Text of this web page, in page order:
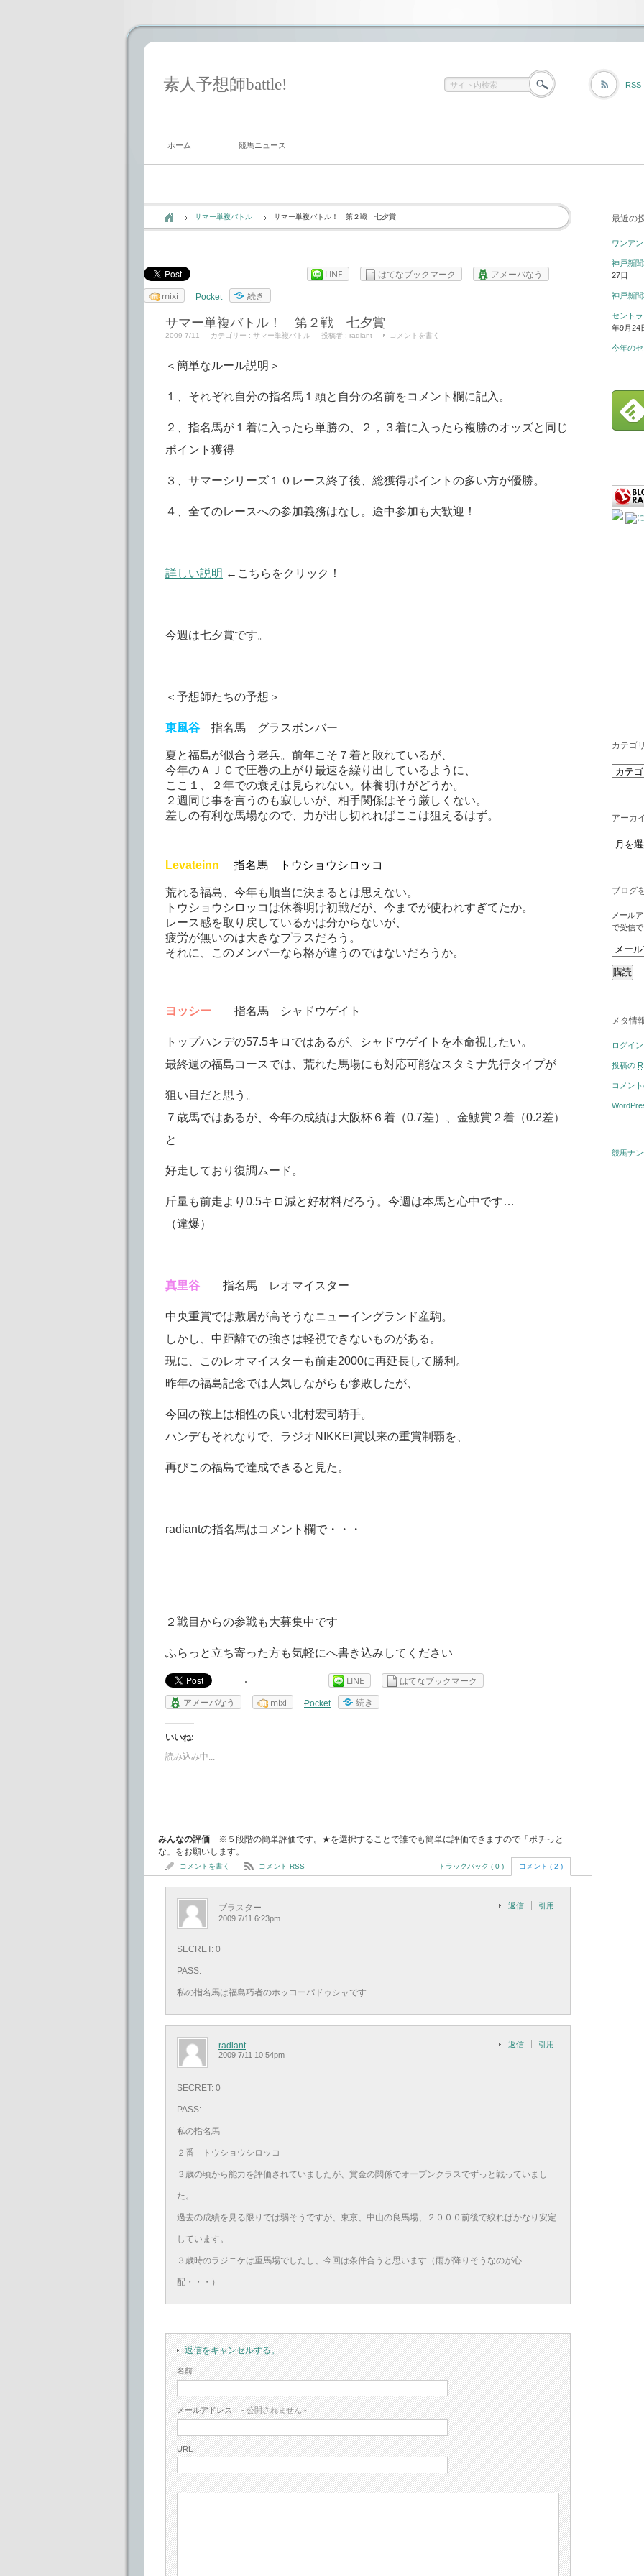
素人予想師battle! RSS
ホーム 競馬ニュース
サマー単複バトル サマー単複バトル！ 第２戦 七夕賞
LINE はてなブックマーク
アメーバなう
mixi
Pocket 続き
サマー単複バトル！ 第２戦 七夕賞
2009 7/11 カテゴリー : サマー単複バトル 投稿者 : radiant コメントを書く
＜簡単なルール説明＞
１、それぞれ自分の指名馬１頭と自分の名前をコメント欄に記入。
２、指名馬が１着に入ったら単勝の、２，３着に入ったら複勝のオッズと同じ
ポイント獲得
３、サマーシリーズ１０レース終了後、総獲得ポイントの多い方が優勝。
４、全てのレースへの参加義務はなし。途中参加も大歓迎！
詳しい説明 ←こちらをクリック！
今週は七夕賞です。
＜予想師たちの予想＞
東風谷 指名馬 グラスボンバー
夏と福島が似合う老兵。前年こそ７着と敗れているが、
今年のＡＪＣで圧巻の上がり最速を繰り出しているように、
ここ１、２年での衰えは見られない。休養明けがどうか。
２週同じ事を言うのも寂しいが、相手関係はそう厳しくない。
差しの有利な馬場なので、力が出し切れればここは狙えるはず。
Levateinn 指名馬 トウショウシロッコ
荒れる福島、今年も順当に決まるとは思えない。
トウショウシロッコは休養明け初戦だが、今までが使われすぎてたか。
レース感を取り戻しているかは分からないが、
疲労が無いのは大きなプラスだろう。
それに、このメンバーなら格が違うのではないだろうか。
ヨッシー 指名馬 シャドウゲイト
トップハンデの57.5キロではあるが、シャドウゲイトを本命視したい。
最終週の福島コースでは、荒れた馬場にも対応可能なスタミナ先行タイプが
狙い目だと思う。
７歳馬ではあるが、今年の成績は大阪杯６着（0.7差）、金鯱賞２着（0.2差）
と
好走しており復調ムード。
斤量も前走より0.5キロ減と好材料だろう。今週は本馬と心中です…
（違爆）
真里谷 指名馬 レオマイスター
中央重賞では敷居が高そうなニューイングランド産駒。
しかし、中距離での強さは軽視できないものがある。
現に、このレオマイスターも前走2000に再延長して勝利。
昨年の福島記念では人気しながらも惨敗したが、
今回の鞍上は相性の良い北村宏司騎手。
ハンデもそれなりで、ラジオNIKKEI賞以来の重賞制覇を、
再びこの福島で達成できると見た。
radiantの指名馬はコメント欄で・・・
２戦目からの参戦も大募集中です
ふらっと立ち寄った方も気軽にへ書き込みしてください
LINE
はてなブックマーク
アメーバなう
mixi Pocket 続き
いいね:
読み込み中...
みんなの評価 ※５段階の簡単評価です。★を選択することで誰でも簡単に評価できますので「ポチっと
な」をお願いします。
コメントを書く コメント RSS トラックバック ( 0 ) コメント ( 2 )
ブラスター
2009 7/11 6:23pm
返信 引用
SECRET: 0
PASS:
私の指名馬は福島巧者のホッコーパドゥシャです
radiant
2009 7/11 10:54pm
返信 引用
SECRET: 0
PASS:
私の指名馬
２番 トウショウシロッコ
３歳の頃から能力を評価されていましたが、賞金の関係でオープンクラスでずっと戦っていまし
た。
過去の成績を見る限りでは弱そうですが、東京、中山の良馬場、２０００前後で絞ればかなり安定
しています。
３歳時のラジニケは重馬場でしたし、今回は条件合うと思います（雨が降りそうなのが心
配・・・）
返信をキャンセルする。
名前
メールアドレス - 公開されません -
URL
最近の
ワンア
神戸新
27日
神戸新
セント
年9月24
今年の
カテゴ
アーカ
ブログ
メール
で受信で
メタ情
ログイン
投稿の
コメン
競馬ナ